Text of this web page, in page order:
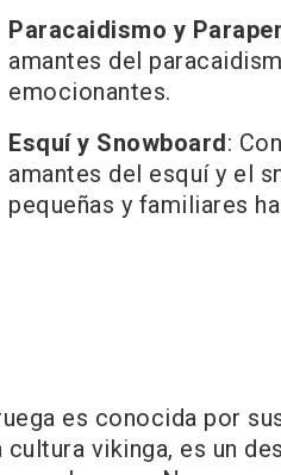
Paracaidismo y
amantes del
emocionantes.
Esquí y Snowboard:
amantes del esquí y el
pequeñas y familiares
es conocida por
cultura vikinga, es un